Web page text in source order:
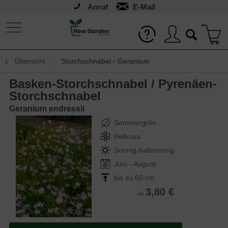
Anruf
Übersicht Storchschnabel - Geranium
Basken-Storchschnabel / Pyrenäen-
Storchschnabel
Geranium endressii
Sommergrün
Hellrosa
Sonnig-halbsonnig
Juni - August
bis zu 60 cm
ab 3,80 €